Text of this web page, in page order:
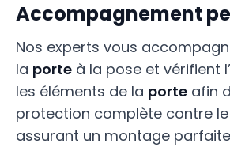
Accompagnement
Nos experts vous
la porte à la pose et vérifient
les éléments de la porte afin
protection complète contre le
assurant un montage